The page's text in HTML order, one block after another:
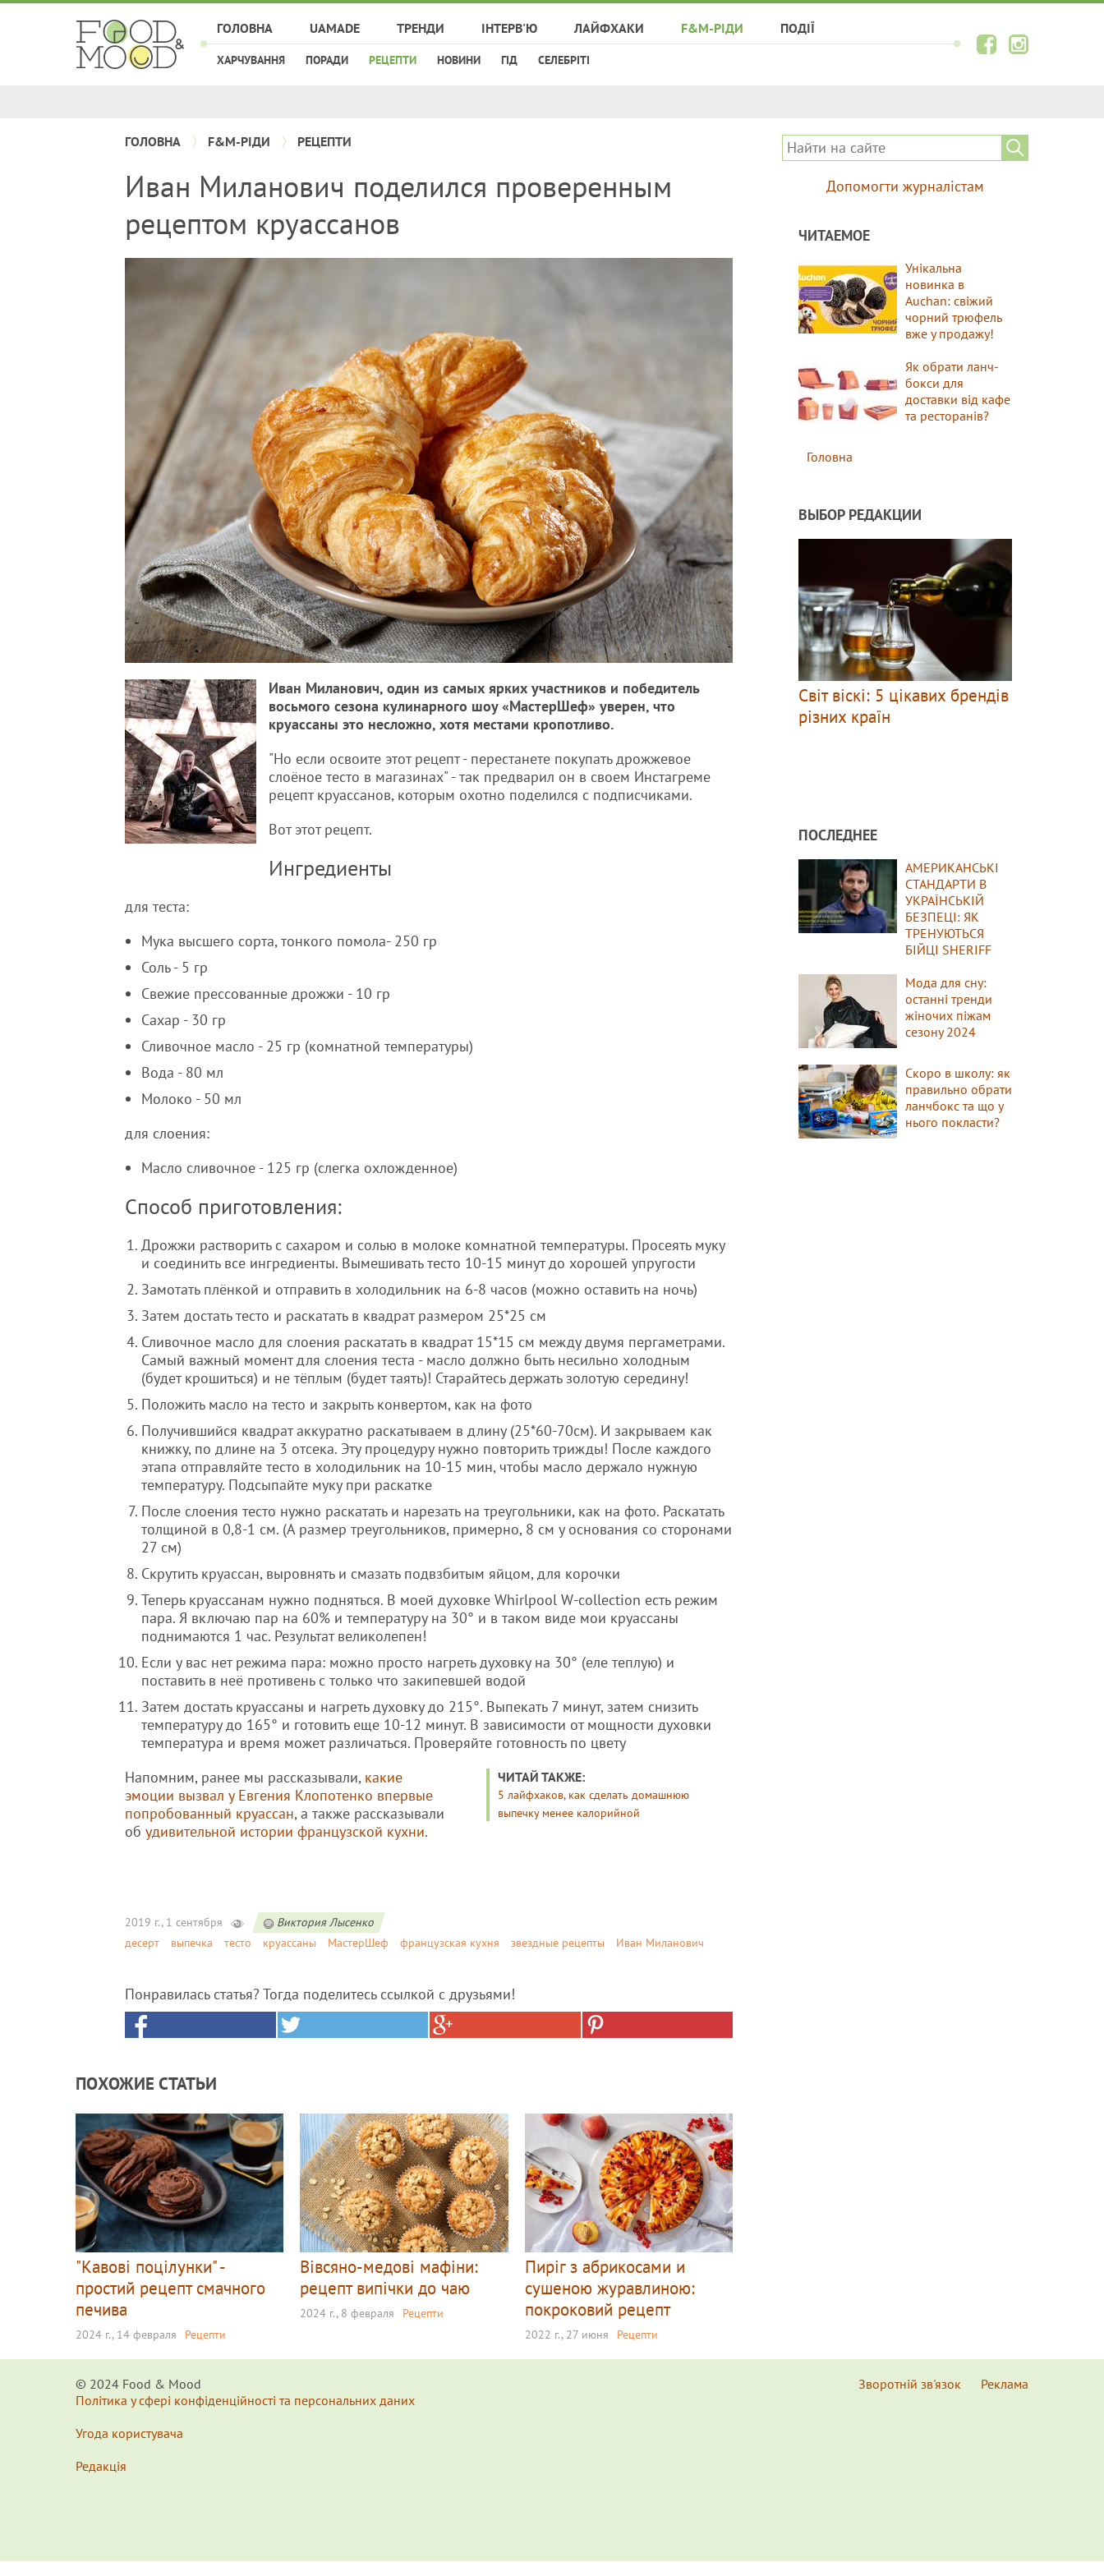
ГОЛОВНА UAMADE ТРЕНДИ ІНТЕРВ'Ю ЛАЙФХАКИ F&M-РІДИ
ХАРЧУВАННЯ ПОРАДИ РЕЦЕПТИ НОВИНИ ГІД СЕЛЕБРІТІ
ПОДІЇ
ГОЛОВНА F&M-РІДИ РЕЦЕПТИ
Иван Миланович поделился проверенным
рецептом круассанов
Иван Миланович, один из самых ярких участников и победитель
восьмого сезона кулинарного шоу «МастерШеф» уверен, что
круассаны это несложно, хотя местами кропотливо.
"Но если освоите этот рецепт - перестанете покупать дрожжевое
слоёное тесто в магазинах" - так предварил он в своем Инстагреме
рецепт круассанов, которым охотно поделился с подписчиками.
Вот этот рецепт.
Ингредиенты
для теста:
Мука высшего сорта, тонкого помола- 250 гр
Соль - 5 гр
Свежие прессованные дрожжи - 10 гр
Сахар - 30 гр
Сливочное масло - 25 гр (комнатной температуры)
Вода - 80 мл
Молоко - 50 мл
для слоения:
Масло сливочное - 125 гр (слегка охложденное)
Способ приготовления:
Дрожжи растворить с сахаром и солью в молоке комнатной температуры. Просеять муку
и соединить все ингредиенты. Вымешивать тесто 10-15 минут до хорошей упругости
Замотать плёнкой и отправить в холодильник на 6-8 часов (можно оставить на ночь)
Затем достать тесто и раскатать в квадрат размером 25*25 см
Сливочное масло для слоения раскатать в квадрат 15*15 см между двумя пергаметрами.
Самый важный момент для слоения теста - масло должно быть несильно холодным
(будет крошиться) и не тёплым (будет таять)! Старайтесь держать золотую середину!
Положить масло на тесто и закрыть конвертом, как на фото
Получившийся квадрат аккуратно раскатываем в длину (25*60-70см). И закрываем как
книжку, по длине на 3 отсека. Эту процедуру нужно повторить трижды! После каждого
этапа отправляйте тесто в холодильник на 10-15 мин, чтобы масло держало нужную
температуру. Подсыпайте муку при раскатке
После слоения тесто нужно раскатать и нарезать на треугольники, как на фото. Раскатать
толщиной в 0,8-1 см. (А размер треугольников, примерно, 8 см у основания со сторонами
27 см)
Скрутить круассан, выровнять и смазать подвзбитым яйцом, для корочки
Теперь круассанам нужно подняться. В моей духовке Whirlpool W-collection есть режим
пара. Я включаю пар на 60% и температуру на 30° и в таком виде мои круассаны
поднимаются 1 час. Результат великолепен!
Если у вас нет режима пара: можно просто нагреть духовку на 30° (еле теплую) и
поставить в неё противень с только что закипевшей водой
Затем достать круассаны и нагреть духовку до 215°. Выпекать 7 минут, затем снизить
температуру до 165° и готовить еще 10-12 минут. В зависимости от мощности духовки
температура и время может различаться. Проверяйте готовность по цвету
ЧИТАЙ ТАКЖЕ:
5 лайфхаков, как сделать домашнюю
выпечку менее калорийной
Напомним, ранее мы рассказывали, какие
эмоции вызвал у Евгения Клопотенко впервые
попробованный круассан, а также рассказывали
об удивительной истории французской кухни.
2019 г., 1 сентября
Виктория Лысенко
десерт
выпечка тесто круассаны МастерШеф французская кухня звездные рецепты Иван Миланович
Понравилась статья? Тогда поделитесь ссылкой с друзьями!
ПОХОЖИЕ СТАТЬИ
"Кавові поцілунки" -
простий рецепт смачного
печива
2024 г., 14 февраля Рецепти
Вівсяно-медові мафіни:
рецепт випічки до чаю
2024 г., 8 февраля Рецепти
Пиріг з абрикосами и
сушеною журавлиною:
покроковий рецепт
2022 г., 27 июня Рецепти
Допомогти журналістам
ЧИТАЕМОЕ
Унікальна
новинка в
Auchan: свіжий
чорний трюфель
вже у продажу!
Як обрати ланч-
бокси для
доставки від кафе
та ресторанів?
Головна
ВЫБОР РЕДАКЦИИ
Світ віскі: 5 цікавих брендів
різних країн
ПОСЛЕДНЕЕ
АМЕРИКАНСЬКІ
СТАНДАРТИ В
УКРАЇНСЬКІЙ
БЕЗПЕЦІ: ЯК
ТРЕНУЮТЬСЯ
БІЙЦІ SHERIFF
Мода для сну:
останні тренди
жіночих піжам
сезону 2024
Скоро в школу: як
правильно обрати
ланчбокс та що у
нього покласти?
© 2024 Food & Мood
Політика у сфері конфіденційності та персональних даних
Угода користувача
Редакція
Зворотній зв'язок Реклама